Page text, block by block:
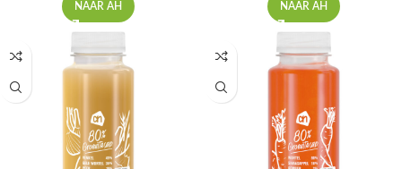
NAAR AH NAAR AH